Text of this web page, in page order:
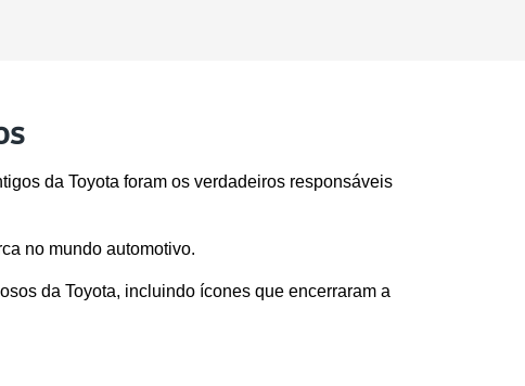
da Toyota foram os verdadeiros responsáveis
no mundo automotivo.
da Toyota, incluindo ícones que encerraram a